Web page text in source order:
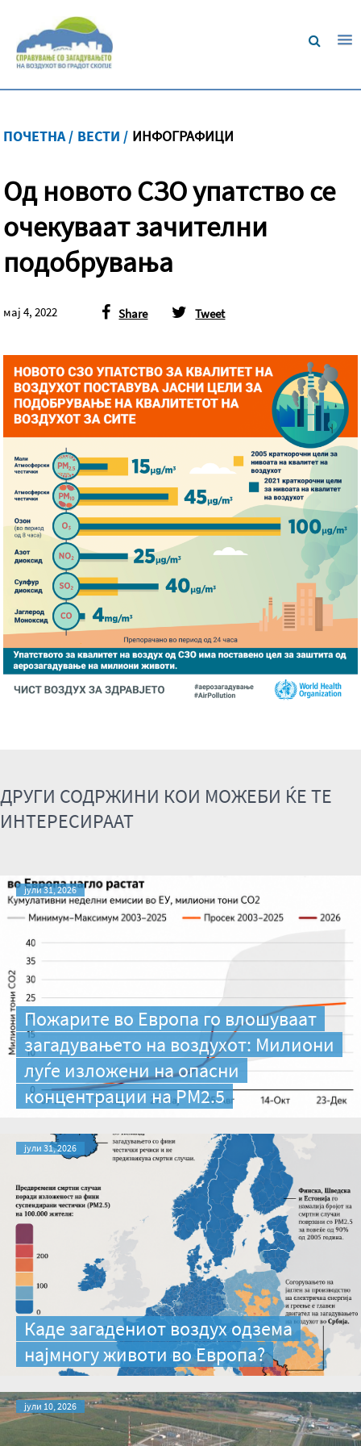
ПОЧЕТНА / ВЕСТИ / ИНФОГРАФИЦИ
Од новото СЗО упатство се
очекуваат зачителни
подобрувања
мај 4, 2022 Share Tweet
ДРУГИ СОДРЖИНИ КОИ МОЖЕБИ ЌЕ ТЕ
ИНТЕРЕСИРААТ
јули 31, 2026
Пожарите во Европа го влошуваат
загадувањето на воздухот: Милиони
луѓе изложени на опасни
концентрации на PM2.5
јули 31, 2026
Каде загадениот воздух одзема
најмногу животи во Европа?
јули 10, 2026